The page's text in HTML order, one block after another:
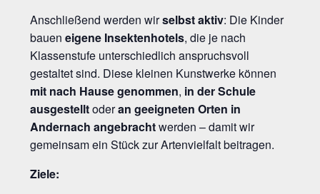
Anschließend werden wirselbst aktiv: Die Kinder
baueneigene Insektenhotels, die je nach
Klassenstufe unterschiedlich anspruchsvoll
gestaltet sind. Diese kleinen Kunstwerke können
mit nach Hause genommen, in der Schule
ausgestelltoderan geeigneten Orten in
Andernach angebrachtwerden – damit wir
gemeinsam ein Stück zur Artenvielfalt beitragen.
Ziele: